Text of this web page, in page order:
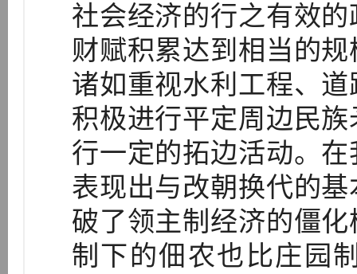
社会经济的行之有效
财赋积累达到相当的
诸如重视水利工程、
积极进行平定周边民
行一定的拓边活动。
表现出与改朝换代的
破了领主制经济的僵
制下的佃农也比庄园